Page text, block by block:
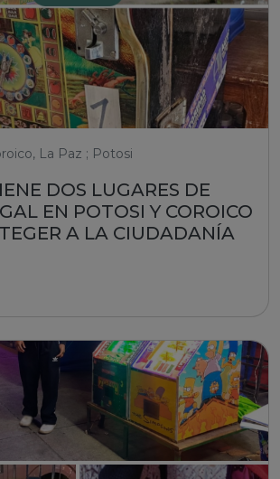
La Paz ; Potosi
DOS LUGARES DE
EN POTOSI Y COROICO
A LA CIUDADANÍA